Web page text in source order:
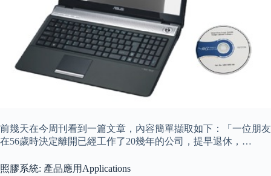
前幾天在今周刊看到一篇文章，內容簡單擷取如下：「一位朋友
在56歲時決定離開已經工作了20幾年的公司，提早退休，…
照膠系統: 產品應用Applications